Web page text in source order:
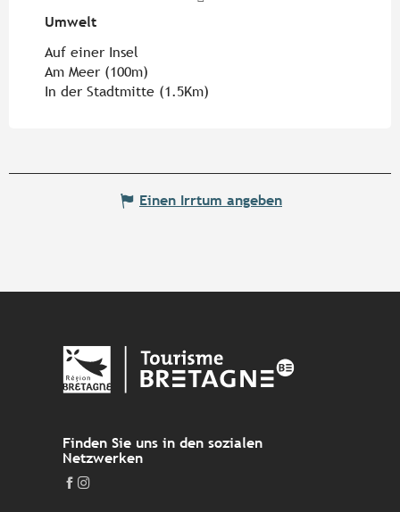
Umwelt
Umwelt
Auf einer Insel
Am Meer (100m)
In der Stadtmitte (1.5Km)
Einen Irrtum angeben
Finden Sie uns in den sozialen
Netzwerken